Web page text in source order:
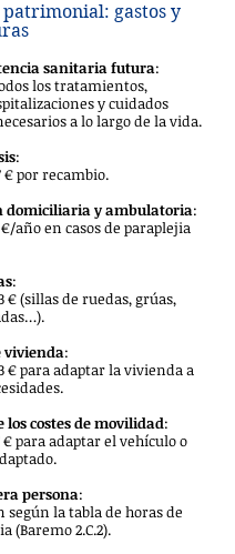
gastos y
sanitaria futura:
los tratamientos,
y cuidados
a lo largo de la vida.
:
€ por recambio.
domiciliaria y ambulatoria:
€/año en casos de paraplejia
:
€ (sillas de ruedas, grúas,
vivienda:
€ para adaptar la vivienda a
costes de movilidad:
€ para adaptar el vehículo o
persona:
la tabla de horas de
(Baremo 2.C.2).